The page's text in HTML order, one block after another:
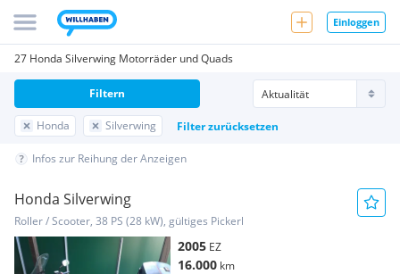
Einloggen
27 Honda Silverwing Motorräder und Quads
Honda Silverwing Filter zurücksetzen
Filtern
Infos zur Reihung der Anzeigen
Honda Silverwing
Roller / Scooter, 38 PS (28 kW), gültiges Pickerl
2005 EZ
16.000 km